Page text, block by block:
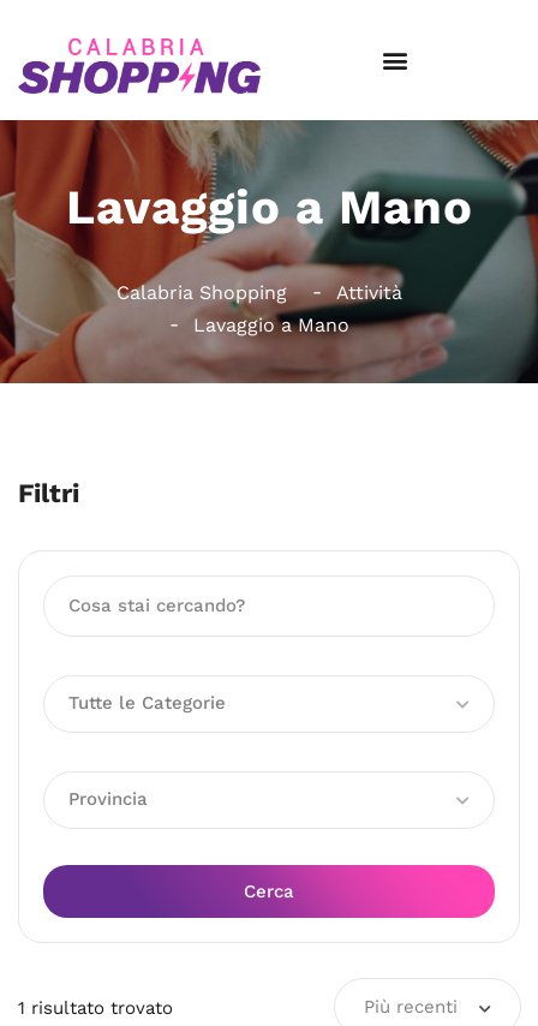
Lavaggio a Mano
Calabria Shopping
Attività
Lavaggio a Mano
Filtri
Tutte le Categorie
Provincia
Cerca
1 risultato trovato Più recenti